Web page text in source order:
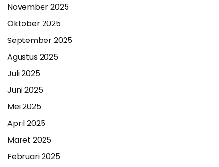
November 2025
Oktober 2025
September 2025
Agustus 2025
Juli 2025
Juni 2025
Mei 2025
April 2025
Maret 2025
Februari 2025